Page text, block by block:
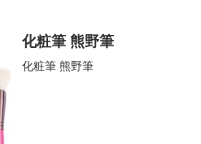
化粧筆 熊野筆
化粧筆 熊野筆